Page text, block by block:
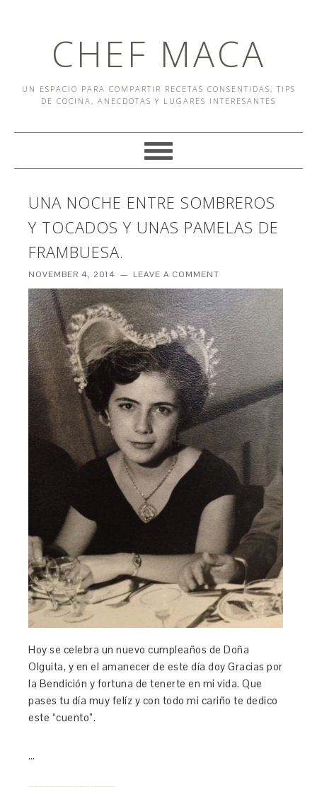
CHEF MACA
UN ESPACIO PARA COMPARTIR RECETAS CONSENTIDAS, TIPS
DE COCINA, ANECDOTAS Y LUGARES INTERESANTES
UNA NOCHE ENTRE SOMBREROS
Y TOCADOS Y UNAS PAMELAS DE
FRAMBUESA.
NOVEMBER 4, 2014 LEAVE A COMMENT
Hoy se celebra un nuevo cumpleaños de Doña
Olguita, y en el amanecer de este día doy Gracias por
la Bendición y fortuna de tenerte en mi vida. Que
pases tu día muy felíz y con todo mi cariño te dedico
este “cuento”.
…